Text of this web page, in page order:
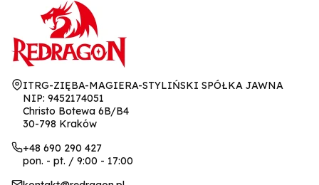
Adres:
ITRG-ZIĘBA-MAGIERA-STYLIŃSKI SPÓŁKA JAWNA
NIP: 9452174051
Christo Botewa 6B/B4
30-798 Kraków
+48 690 290 427
pon. - pt. / 9:00 - 17:00